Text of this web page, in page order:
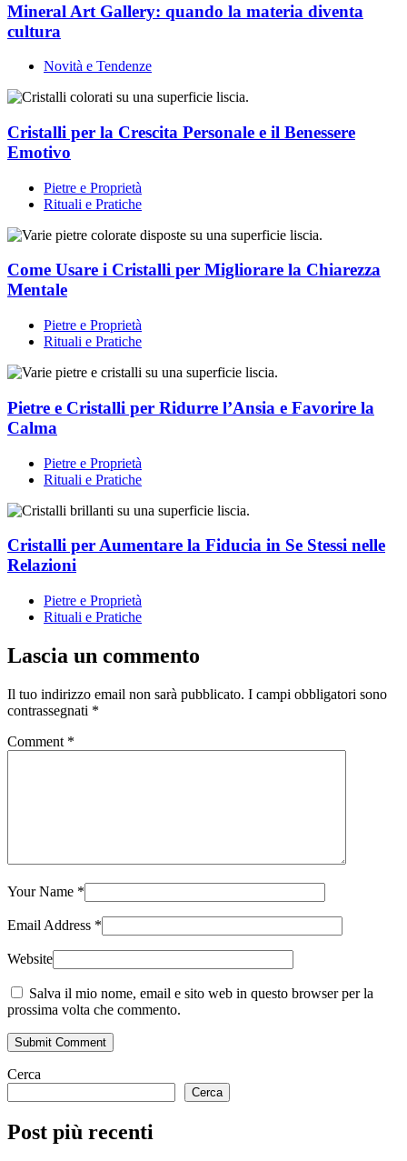
Mineral Art Gallery: quando la materia diventa
cultura
Novità e Tendenze
Cristalli per la Crescita Personale e il Benessere
Emotivo
Pietre e Proprietà
Rituali e Pratiche
Come Usare i Cristalli per Migliorare la Chiarezza
Mentale
Pietre e Proprietà
Rituali e Pratiche
Pietre e Cristalli per Ridurre l’Ansia e Favorire la
Calma
Pietre e Proprietà
Rituali e Pratiche
Cristalli per Aumentare la Fiducia in Se Stessi nelle
Relazioni
Pietre e Proprietà
Rituali e Pratiche
Lascia un commento
Il tuo indirizzo email non sarà pubblicato. I campi obbligatori sono
contrassegnati *
Comment *
Your Name *
Email Address *
Website
Salva il mio nome, email e sito web in questo browser per la
prossima volta che commento.
Submit Comment
Cerca
Cerca
Post più recenti